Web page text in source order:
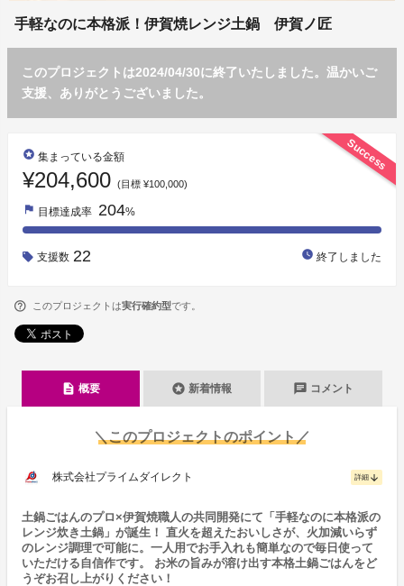
手軽なのに本格派！伊賀焼レンジ土鍋 伊賀ノ匠
このプロジェクトは2024/04/30に終了いたしました。温かいご
支援、ありがとうございました。
Success
stars 集まっている金額
¥204,600 (目標 ¥100,000)
flag 目標達成率 204%
支援数 22 watch_later 終了しました
このプロジェクトは実行確約型です。
description 概要 stars 新着情報 chat コメント
＼このプロジェクトのポイント／
株式会社プライムダイレクト 詳細 arrow_downward
土鍋ごはんのプロ×伊賀焼職人の共同開発にて「手軽なのに本格派の
レンジ炊き土鍋」が誕生！ 直火を超えたおいしさが、火加減いらず
のレンジ調理で可能に。一人用でお手入れも簡単なので毎日使って
いただける自信作です。 お米の旨みが溶け出す本格土鍋ごはんをど
うぞお召し上がりください！